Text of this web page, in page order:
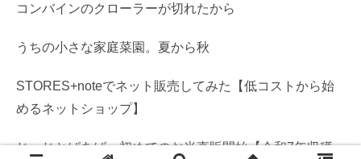
コンバインのクローラーが切れたから
うちの小さな家庭菜園。夏から秋
STORES+noteでネット販売してみた【低コストから始
めるネットショップ】
じーじとばあば、初めてのお米直販開始【令和7年収穫